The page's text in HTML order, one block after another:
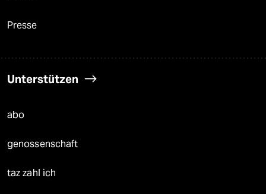
Presse
Unterstützen
abo
genossenschaft
taz zahl ich